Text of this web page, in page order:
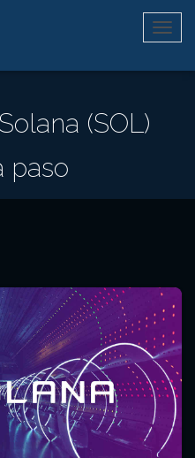
(SOL)
paso